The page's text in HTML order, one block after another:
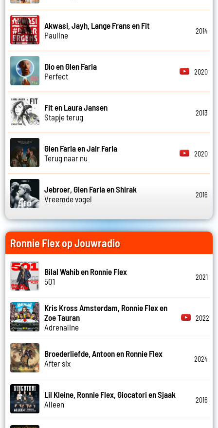
Akwasi, Jayh, Lange Frans en Fit
Pauline
2014
Dio en Glen Faria
Perfect
2020
Fit en Laura Jansen
Stapje terug
2013
Glen Faria en Jair Faria
Terug naar nu
2020
Jebroer, Glen Faria en Shirak
Vreemde vogel
2016
Ronnie Flex op Jouwradio
Bilal Wahib en Ronnie Flex
501
2021
Kris Kross Amsterdam, Ronnie Flex en
Zoe Tauran
Adrenaline
2022
Broederliefde, Antoon en Ronnie Flex
After six
2024
Lil Kleine, Ronnie Flex, Giocatori en Sjaak
Alleen
2016